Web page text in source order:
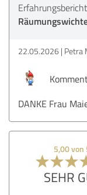
22.05.2026 Petra
DANKE Frau
5,00 von
SEHR